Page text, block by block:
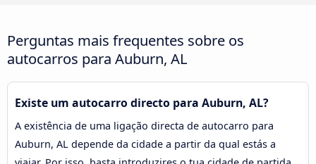
Perguntas mais frequentes sobre os
autocarros para Auburn, AL
Existe um autocarro directo para Auburn, AL?
A existência de uma ligação directa de autocarro para
Auburn, AL depende da cidade a partir da qual estás a